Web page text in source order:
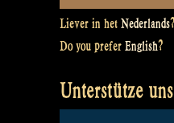
Liever in het Nederlands?
Do you prefer English?
Unterstütze